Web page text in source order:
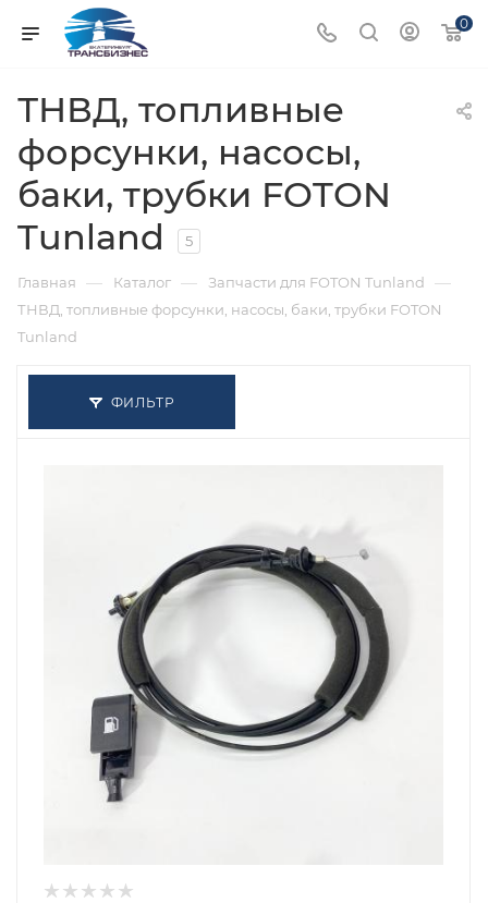
0
ТНВД, топливные
форсунки, насосы,
баки, трубки FOTON
Tunland
5
Главная — Каталог — Запчасти для FOTON Tunland —
ТНВД, топливные форсунки, насосы, баки, трубки FOTON
Tunland
ФИЛЬТР